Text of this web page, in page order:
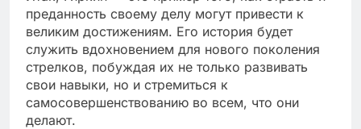
преданность своему делу могут привести к
великим достижениям. Его история будет
служить вдохновением для нового поколения
стрелков, побуждая их не только развивать
свои навыки, но и стремиться к
самосовершенствованию во всем, что они
делают.